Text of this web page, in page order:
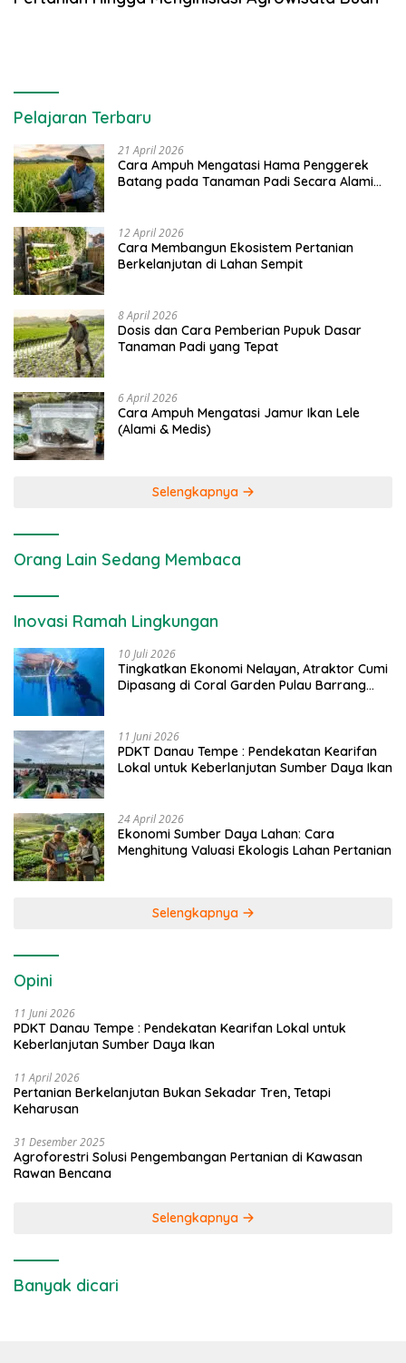
Pelajaran Terbaru
21 April 2026
Cara Ampuh Mengatasi Hama Penggerek
Batang pada Tanaman Padi Secara Alami
12 April 2026
Cara Membangun Ekosistem Pertanian
Berkelanjutan di Lahan Sempit
8 April 2026
Dosis dan Cara Pemberian Pupuk Dasar
Tanaman Padi yang Tepat
6 April 2026
Cara Ampuh Mengatasi Jamur Ikan Lele
(Alami & Medis)
Selengkapnya
Orang Lain Sedang Membaca
Inovasi Ramah Lingkungan
10 Juli 2026
Tingkatkan Ekonomi Nelayan, Atraktor Cumi
Dipasang di Coral Garden Pulau Barrang
11 Juni 2026
PDKT Danau Tempe : Pendekatan Kearifan
Lokal untuk Keberlanjutan Sumber Daya Ikan
24 April 2026
Ekonomi Sumber Daya Lahan: Cara
Menghitung Valuasi Ekologis Lahan Pertanian
Selengkapnya
Opini
11 Juni 2026
PDKT Danau Tempe : Pendekatan Kearifan Lokal untuk
Keberlanjutan Sumber Daya Ikan
11 April 2026
Pertanian Berkelanjutan Bukan Sekadar Tren, Tetapi
Keharusan
31 Desember 2025
Agroforestri Solusi Pengembangan Pertanian di Kawasan
Rawan Bencana
Selengkapnya
Banyak dicari